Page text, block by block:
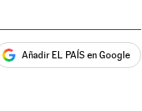
Añadir EL PAÍS en Google